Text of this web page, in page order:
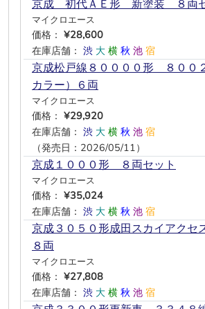
京成 初代ＡＥ形 新塗装 ８両
マイクロエース
価格： ¥28,600
在庫店舗： 渋 大 横 秋 池 宿
京成松戸線８００００形 ８００
カラー）６両
マイクロエース
価格： ¥29,920
在庫店舗： 渋 大 横 秋 池 宿
（発売日：2026/05/11）
京成１０００形 ８両セット
マイクロエース
価格： ¥35,024
在庫店舗： 渋 大 横 秋 池 宿
京成３０５０形成田スカイアク
８両
マイクロエース
価格： ¥27,808
在庫店舗： 渋 大 横 秋 池 宿